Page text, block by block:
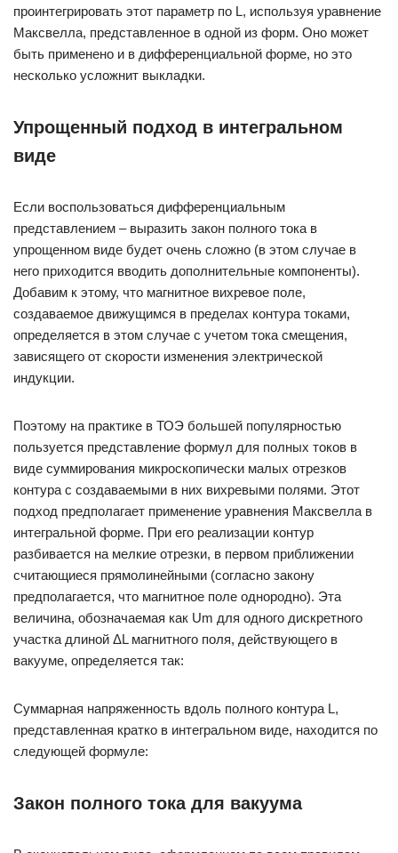
проинтегрировать этот параметр по L, используя уравнение
Максвелла, представленное в одной из форм. Оно может
быть применено и в дифференциальной форме, но это
несколько усложнит выкладки.
Упрощенный подход в интегральном
виде
Если воспользоваться дифференциальным
представлением – выразить закон полного тока в
упрощенном виде будет очень сложно (в этом случае в
него приходится вводить дополнительные компоненты).
Добавим к этому, что магнитное вихревое поле,
создаваемое движущимся в пределах контура токами,
определяется в этом случае с учетом тока смещения,
зависящего от скорости изменения электрической
индукции.
Поэтому на практике в ТОЭ большей популярностью
пользуется представление формул для полных токов в
виде суммирования микроскопически малых отрезков
контура с создаваемыми в них вихревыми полями. Этот
подход предполагает применение уравнения Максвелла в
интегральной форме. При его реализации контур
разбивается на мелкие отрезки, в первом приближении
считающиеся прямолинейными (согласно закону
предполагается, что магнитное поле однородно). Эта
величина, обозначаемая как Um для одного дискретного
участка длиной ΔL магнитного поля, действующего в
вакууме, определяется так:
Суммарная напряженность вдоль полного контура L,
представленная кратко в интегральном виде, находится по
следующей формуле:
Закон полного тока для вакуума